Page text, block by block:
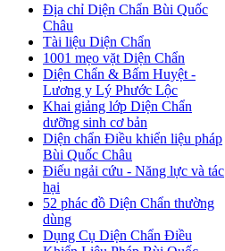
Địa chỉ Diện Chẩn Bùi Quốc
Châu
Tài liệu Diện Chẩn
1001 mẹo vặt Diện Chẩn
Diện Chẩn & Bấm Huyệt -
Lương y Lý Phước Lộc
Khai giảng lớp Diện Chẩn
dưỡng sinh cơ bản
Diện chẩn Điều khiển liệu pháp
Bùi Quốc Châu
Điếu ngải cứu - Năng lực và tác
hại
52 phác đồ Diện Chẩn thường
dùng
Dụng Cụ Diện Chẩn Điều